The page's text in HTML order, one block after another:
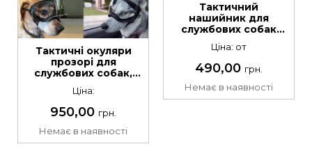
Тактичні окуляри
прозорі для
службових собак,
захист очей від
пилу, снігу+кейс
Ціна:
950,00 грн.
Немає в наявності
Тактичний
нашийник для
службових собак
вибір кольору та
розміру
Ціна: от
490,00 грн.
Немає в наявності